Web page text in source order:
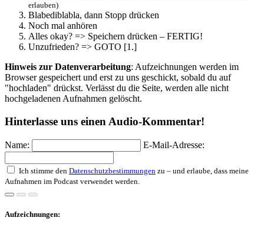
erlauben)
Blabediblabla, dann Stopp drücken
Noch mal anhören
Alles okay? => Speichern drücken – FERTIG!
Unzufrieden? => GOTO [1.]
Hinweis zur Datenverarbeitung: Aufzeichnungen werden im
Browser gespeichert und erst zu uns geschickt, sobald du auf
"hochladen" drückst. Verlässt du die Seite, werden alle nicht
hochgeladenen Aufnahmen gelöscht.
Hinterlasse uns einen Audio-Kommentar!
Name: E-Mail-Adresse:
Ich stimme den Datenschutzbestimmungen zu – und erlaube, dass meine
Aufnahmen im Podcast verwendet werden.
Aufzeichnungen: